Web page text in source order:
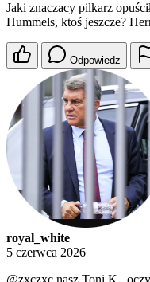
Jaki znaczacy pilkarz
Hummels, ktoś jeszcze?
Odpowiedz
royal_white
5 czerwca 2026
@zxczxc nasz Toni K.,